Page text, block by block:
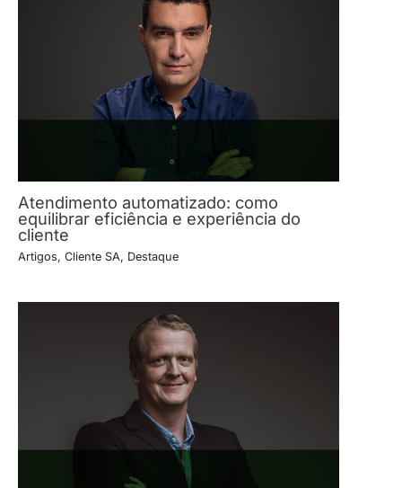
Atendimento automatizado: como
equilibrar eficiência e experiência do
cliente
Artigos, Cliente SA, Destaque